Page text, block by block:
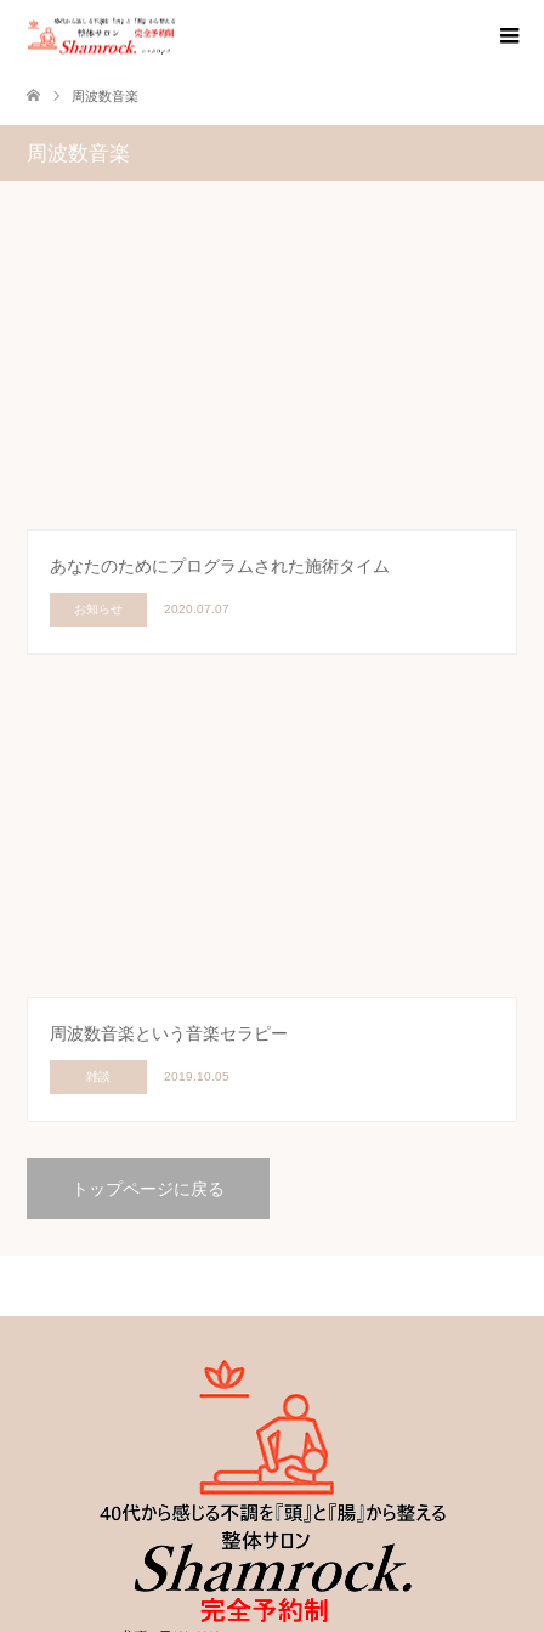
周波数音楽
周波数音楽
あなたのためにプログラムされた施術タイム
お知らせ 2020.07.07
周波数音楽という音楽セラピー
雑談 2019.10.05
トップページに戻る